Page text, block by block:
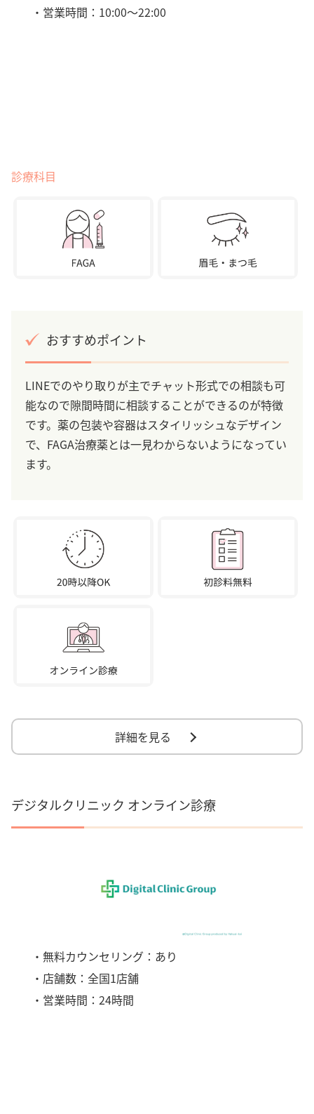
・営業時間：10:00～22:00
診療科目
おすすめポイント
LINEでのやり取りが主でチャット形式での相談も可
能なので隙間時間に相談することができるのが特徴
です。薬の包装や容器はスタイリッシュなデザイン
で、FAGA治療薬とは一見わからないようになってい
ます。
詳細を見る
デジタルクリニック オンライン診療
・無料カウンセリング：あり
・店舗数：全国1店舗
・営業時間：24時間